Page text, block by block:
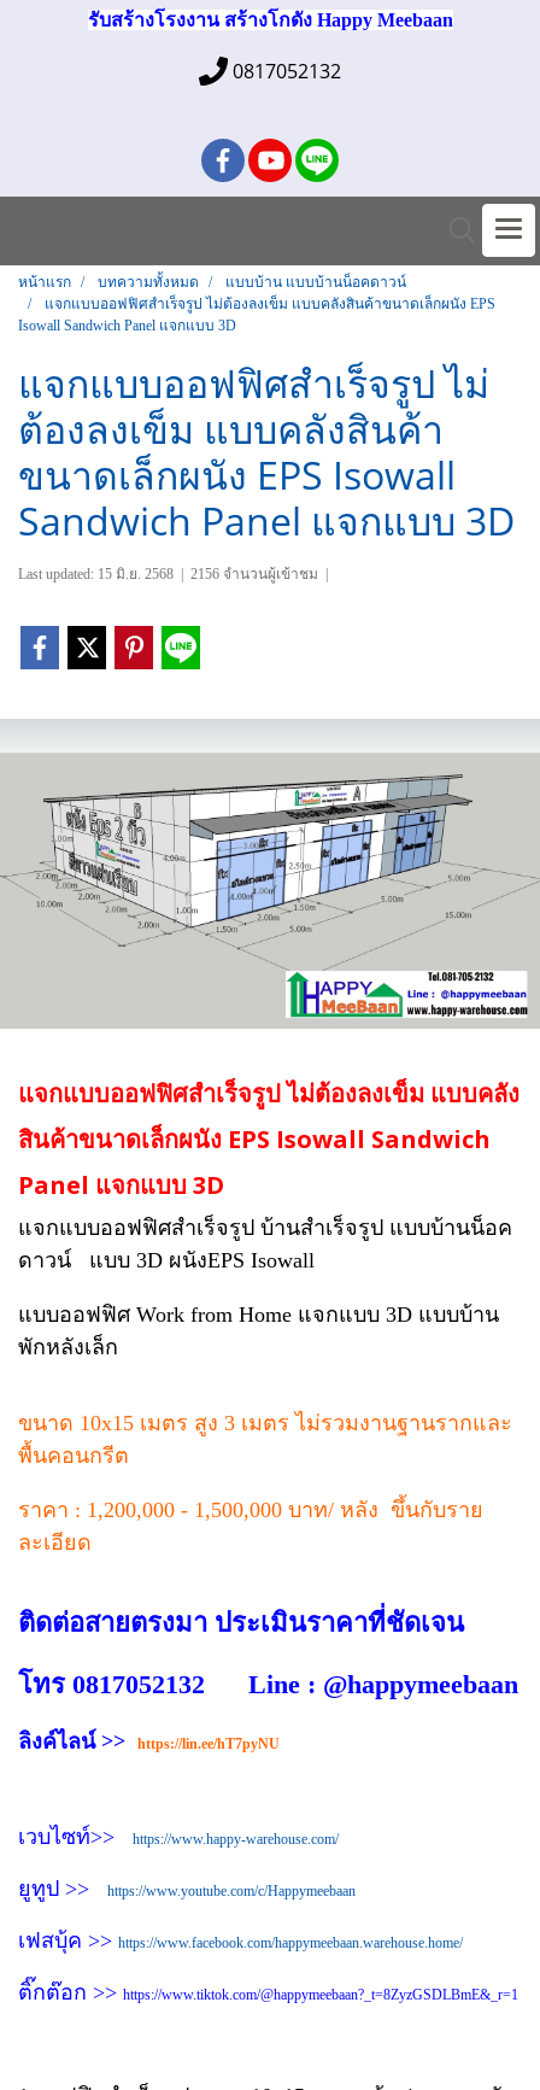
รับสร้างโรงงาน สร้างโกดัง Happy Meebaan
0817052132
หน้าแรก บทความทั้งหมด
แบบบ้าน แบบบ้านน็อคดาวน์
แจกแบบออฟฟิศสำเร็จรูป ไม่ต้องลงเข็ม แบบคลังสินค้าขนาดเล็กผนัง EPS
Isowall Sandwich Panel แจกแบบ 3D
แจกแบบออฟฟิศสำเร็จรูป ไม่
ต้องลงเข็ม แบบคลังสินค้า
ขนาดเล็กผนัง EPS Isowall
Sandwich Panel แจกแบบ 3D
Last updated: 15 มิ.ย. 2568 2156 จำนวนผู้เข้าชม
แจกแบบออฟฟิศสำเร็จรูป ไม่ต้องลงเข็ม แบบคลัง
สินค้าขนาดเล็กผนัง EPS Isowall Sandwich
Panel แจกแบบ 3D
แจกแบบออฟฟิศสำเร็จรูป บ้านสำเร็จรูป แบบบ้านน็อค
ดาวน์ แบบ 3D ผนังEPS Isowall
แบบออฟฟิศ Work from Home แจกแบบ 3D แบบบ้าน
พักหลังเล็ก
ขนาด 10x15 เมตร สูง 3 เมตร ไม่รวมงานฐานรากและ
พื้นคอนกรีต
ราคา : 1,200,000 - 1,500,000 บาท/ หลัง ขึ้นกับราย
ละเอียด
ติดต่อสายตรงมา ประเมินราคาที่ชัดเจน
โทร 0817052132 Line : @happymeebaan
ลิงค์ไลน์ >> https://lin.ee/hT7pyNU
เวบไซท์>> https://www.happy-warehouse.com/
ยูทูป >> https://www.youtube.com/c/Happymeebaan
เฟสบุ้ค >> https://www.facebook.com/happymeebaan.warehouse.home/
ติ๊กต๊อก >> https://www.tiktok.com/@happymeebaan?_t=8ZyzGSDLBmE&_r=1